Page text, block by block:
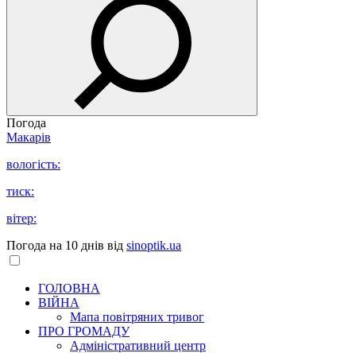
Погода
Макарів
вологість:
тиск:
вітер:
Погода на 10 днів від sinoptik.ua
ГОЛОВНА
ВІЙНА
Мапа повітряних тривог
ПРО ГРОМАДУ
Aдміністративний центр